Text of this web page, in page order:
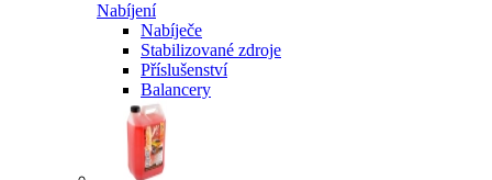
Nabíjení
Nabíječe
Stabilizované zdroje
Příslušenství
Balancery